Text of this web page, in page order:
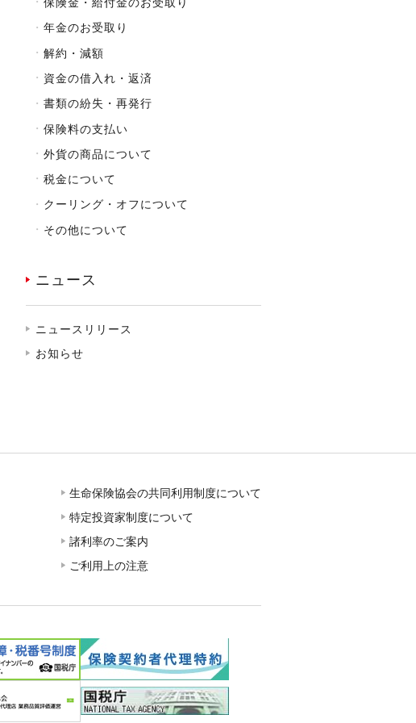
年金のお受取り
解約・減額
資金の借入れ・返済
書類の紛失・再発行
保険料の支払い
外貨の商品について
税金について
クーリング・オフについて
その他について
ニュース
ニュースリリース
お知らせ
生命保険協会の共同利用制度について
特定投資家制度について
諸利率のご案内
ご利用上の注意